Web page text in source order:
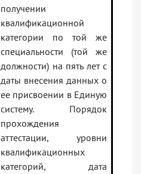
получении
квалификационной
категории по той же
специальности (той же
должности) на пять лет с
даты внесения данных о
ее присвоении в Единую
систему. Порядок
прохождения
аттестации, уровни
квалификационных
категорий, дата